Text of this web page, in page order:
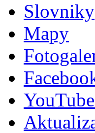
Slovniky
Mapy